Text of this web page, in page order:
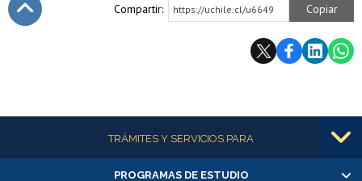
Compartir: https://uchile.cl/u6649 Copiar
Más informaciónTRÁMITES Y SERVICIOS PARA
PROGRAMAS DE ESTUDIO